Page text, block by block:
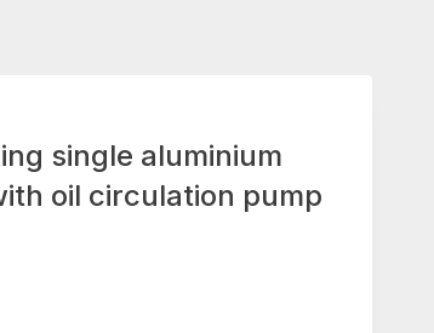
single aluminium
oil circulation pump